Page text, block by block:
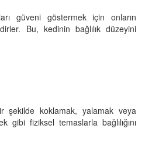
güveni göstermek için onların
Bu, kedinin bağlılık düzeyini
şekilde koklamak, yalamak veya
gibi fiziksel temaslarla bağlılığını